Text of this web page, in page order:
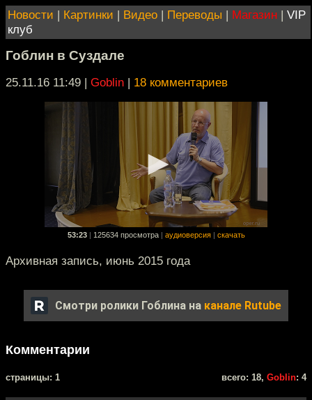
Новости | Картинки | Видео | Переводы | Магазин | VIP
клуб
Гоблин в Суздале
25.11.16 11:49 | Goblin | 18 комментариев
53:23 125634 просмотра аудиоверсия скачать
Архивная запись, июнь 2015 года
Смотри ролики Гоблина на канале Rutube
Комментарии
cтраницы: 1 всего: 18, Goblin: 4